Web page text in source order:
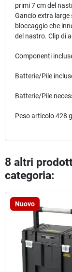
primi 7 cm del
Gancio extra large
bloccaggio che
del nastro. Clip di
Componenti
Batterie/Pile
Batterie/Pile
Peso articolo‎428 g
8 altri
categoria:
Nuovo